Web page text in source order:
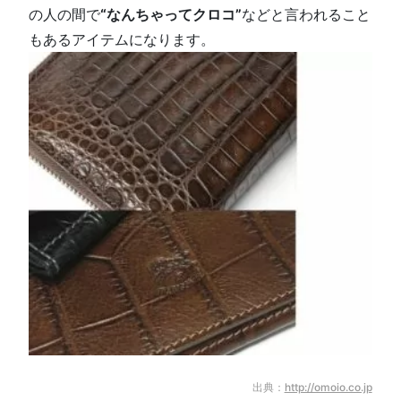
の人の間で“なんちゃってクロコ”などと言われること
もあるアイテムになります。
出典： http://omoio.co.jp